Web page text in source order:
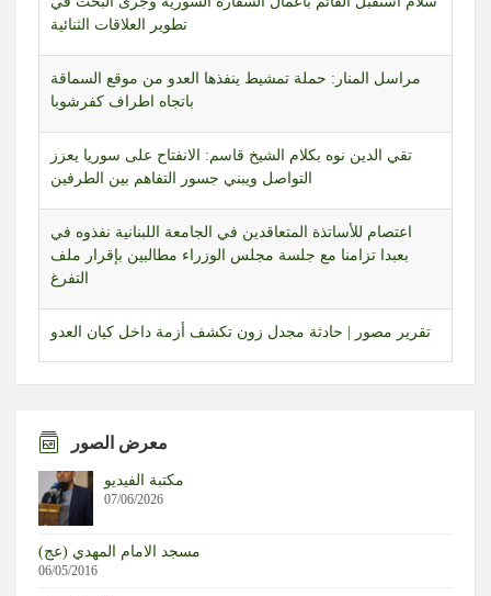
مراسل المنار: حملة تمشيط ينفذها العدو من موقع السماقة
تقي الدين نوه بكلام الشيخ قاسم: الانفتاح على سوريا يعزز
اعتصام للأساتذة المتعاقدين في الجامعة اللبنانية نفذوه في
تقرير مصور | حادثة مجدل زون تكشف أزمة داخل كيان العدو
جلسة تشريعية مرتقبة لمجلس النواب تبحث العفو العام
1701
تقرير مصور | بعد منع عمل المؤسسات الإغاثية… سكان
المناطق البرتقالية يواجهون مصيرهم وحدهم
مراسل المنار: العدو نفذ تفجيرا في زوطر الشرقية
معرض الصور
مكتبة الفيديو
07/06/2026
مسجد الامام المهدي (عج)
06/05/2016